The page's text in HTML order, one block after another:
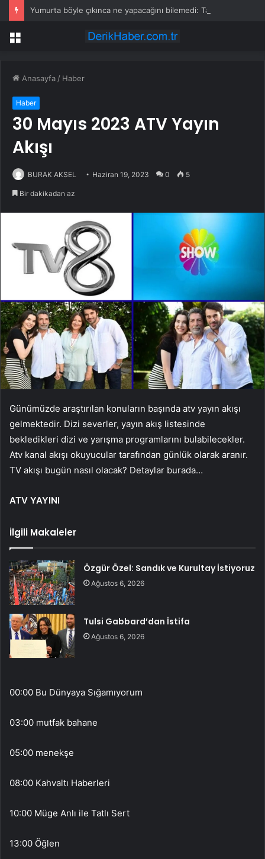
Menü
Anasayfa / Haber
Haber
30 Mayıs 2023 ATV Yayın
Akışı
BURAK AKSEL Haziran 19, 2023 0 5
Bir dakikadan az
Günümüzde araştırılan konuların başında atv yayın akışı
gelmektedir. Dizi severler, yayın akış listesinde
bekledikleri dizi ve yarışma programlarını bulabilecekler.
Atv kanal akışı okuyucular tarafından günlük olarak aranır.
TV akışı bugün nasıl olacak? Detaylar burada…
ATV YAYINI
İlgili Makaleler
Özgür Özel: Sandık ve Kurultay İstiyoruz
Ağustos 6, 2026
Tulsi Gabbard’dan İstifa
Ağustos 6, 2026
00:00 Bu Dünyaya Sığamıyorum
03:00 mutfak bahane
05:00 menekşe
08:00 Kahvaltı Haberleri
10:00 Müge Anlı ile Tatlı Sert
13:00 Öğlen